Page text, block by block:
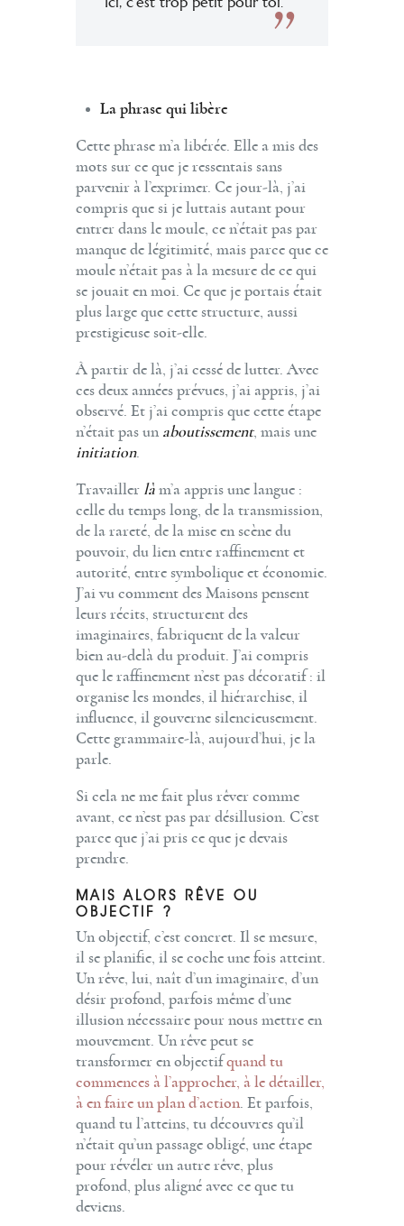
La phrase qui libère
Cette phrase m’a libérée. Elle a mis des
mots sur ce que je ressentais sans
parvenir à l’exprimer. Ce jour-là, j’ai
compris que si je luttais autant pour
entrer dans le moule, ce n’était pas par
manque de légitimité, mais parce que ce
moule n’était pas à la mesure de ce qui
se jouait en moi. Ce que je portais était
plus large que cette structure, aussi
prestigieuse soit-elle.
À partir de là, j’ai cessé de lutter. Avec
ces deux années prévues, j’ai appris, j’ai
observé. Et j’ai compris que cette étape
n’était pas un aboutissement, mais une
initiation.
Travailler là m’a appris une langue :
celle du temps long, de la transmission,
de la rareté, de la mise en scène du
pouvoir, du lien entre raffinement et
autorité, entre symbolique et économie.
J’ai vu comment des Maisons pensent
leurs récits, structurent des
imaginaires, fabriquent de la valeur
bien au-delà du produit. J’ai compris
que le raffinement n’est pas décoratif : il
organise les mondes, il hiérarchise, il
influence, il gouverne silencieusement.
Cette grammaire-là, aujourd’hui, je la
parle.
Si cela ne me fait plus rêver comme
avant, ce n’est pas par désillusion. C’est
parce que j’ai pris ce que je devais
prendre.
MAIS ALORS RÊVE OU
OBJECTIF ?
Un objectif, c’est concret. Il se mesure,
il se planifie, il se coche une fois atteint.
Un rêve, lui, naît d’un imaginaire, d’un
désir profond, parfois même d’une
illusion nécessaire pour nous mettre en
mouvement. Un rêve peut se
transformer en objectifquand tu
commences à l’approcher, à le détailler,
à en faire un plan d’action. Et parfois,
quand tu l’atteins, tu découvres qu’il
n’était qu’un passage obligé, une étape
pour révéler un autre rêve, plus
profond, plus aligné avec ce que tu
deviens.